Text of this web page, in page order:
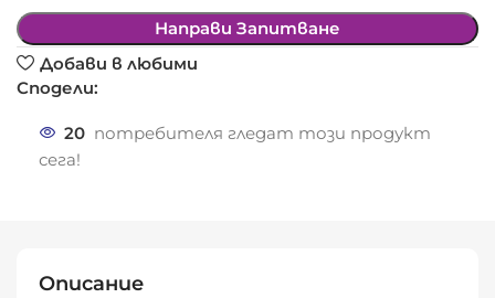
Направи Запитване
Добави в любими
Сподели:
20 потребителя гледат този продукт
сега!
Описание